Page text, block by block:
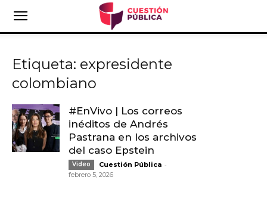
Etiqueta: expresidente
colombiano
#EnVivo | Los correos
inéditos de Andrés
Pastrana en los archivos
del caso Epstein
Video Cuestión Pública -
febrero 5, 2026